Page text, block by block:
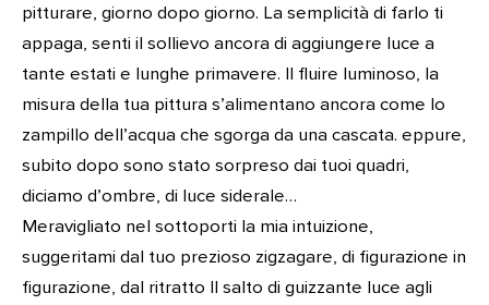
pitturare, giorno dopo giorno. La semplicità di farlo ti
appaga, senti il sollievo ancora di aggiungere luce a
tante estati e lunghe primavere. Il fluire luminoso, la
misura della tua pittura s’alimentano ancora come lo
zampillo dell’acqua che sgorga da una cascata. eppure,
subito dopo sono stato sorpreso dai tuoi quadri,
diciamo d’ombre, di luce siderale…
Meravigliato nel sottoporti la mia intuizione,
suggeritami dal tuo prezioso zigzagare, di figurazione in
figurazione, dal ritratto Il salto di guizzante luce agli